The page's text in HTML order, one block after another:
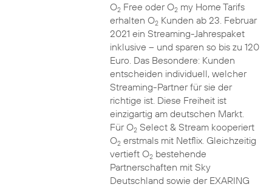
O2Free oder O2my Home Tarifs
erhalten O2Kunden ab 23. Februar
2021 ein Streaming-Jahrespaket
inklusive – und sparen so bis zu 120
Euro. Das Besondere: Kunden
entscheiden individuell, welcher
Streaming-Partner für sie der
richtige ist. Diese Freiheit ist
einzigartig am deutschen Markt.
Für O2Select & Stream kooperiert
O2erstmals mit Netflix. Gleichzeitig
vertieft O2bestehende
Partnerschaften mit Sky
Deutschland sowie der EXARING